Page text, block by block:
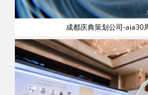
成都庆典策划公司-aia30